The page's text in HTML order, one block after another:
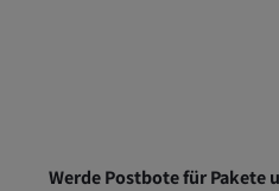
Werde Postbote für Pakete